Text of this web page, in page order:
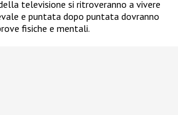
televisione si ritroveranno a vivere
e puntata dopo puntata dovranno
fisiche e mentali.